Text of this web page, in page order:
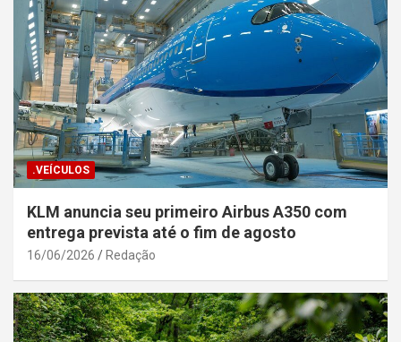
.VEÍCULOS
KLM anuncia seu primeiro Airbus A350 com
entrega prevista até o fim de agosto
16/06/2026 Redação